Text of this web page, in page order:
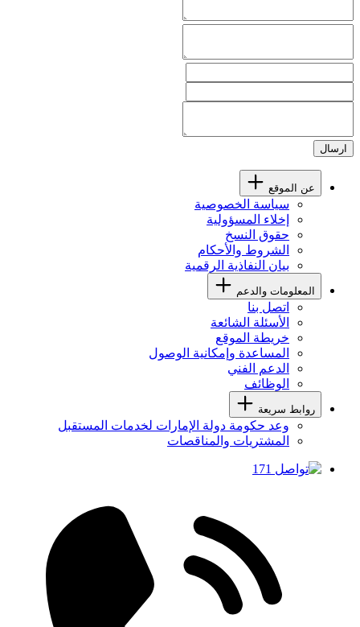
ارسال
عن الموقع
سياسة الخصوصية
إخلاء المسؤولية
حقوق النسخ
الشروط والأحكام
بيان النفاذية الرقمية
المعلومات والدعم
اتصل بنا
الأسئلة الشائعة
خريطة الموقع
المساعدة وإمكانية الوصول
الدعم الفني
الوظائف
روابط سريعة
وعد حكومة دولة الإمارات لخدمات المستقبل
المشتريات والمناقصات